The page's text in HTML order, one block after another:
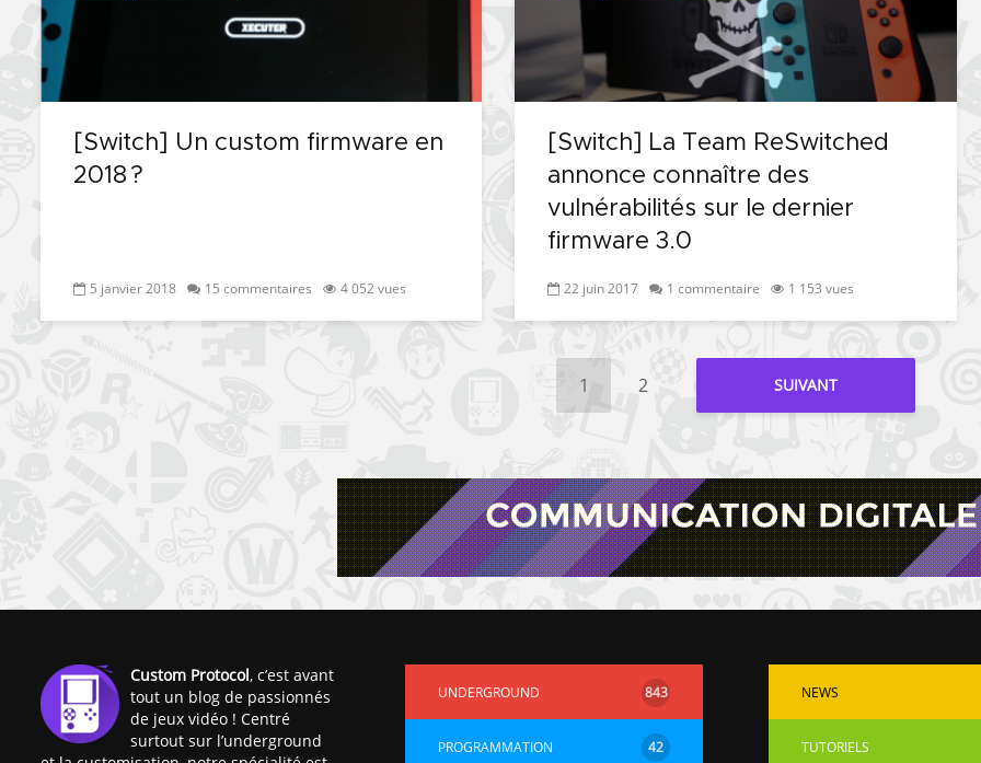
[Switch] Un custom firmware en
2018 ?
5 janvier 2018 15 commentaires 4 052 vues
[Switch] La Team ReSwitched
annonce connaître des
vulnérabilités sur le dernier
firmware 3.0
22 juin 2017 1 commentaire 1 153 vues
1 2 SUIVANT
Custom Protocol, c’est avant
tout un blog de passionnés
de jeux vidéo ! Centré
surtout sur l’underground
UNDERGROUND 843
PROGRAMMATION 42
NEWS
TUTORIELS